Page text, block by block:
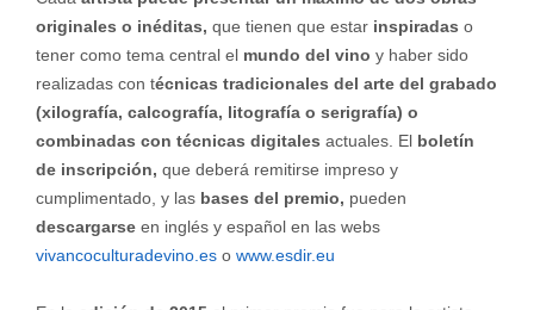
originales o inéditas, que tienen que estar inspiradas o
tener como tema central elmundo del vino y haber sido
realizadas con técnicas tradicionales del arte del grabado
(xilografía, calcografía, litografía o serigrafía) o
combinadas con técnicas digitales actuales. El boletín
de inscripción, que deberá remitirse impreso y
cumplimentado, y las bases del premio, pueden
descargarseen inglés y español en las webs
vivancoculturadevino.eso www.esdir.eu